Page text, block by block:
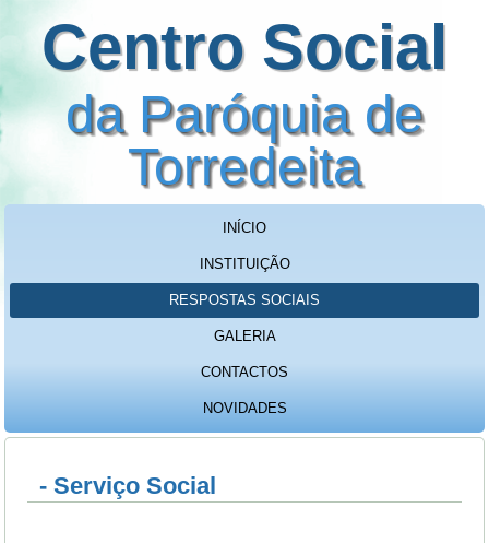
Centro Social
da Paróquia de
Torredeita
INÍCIO
INSTITUIÇÃO
RESPOSTAS SOCIAIS
GALERIA
CONTACTOS
NOVIDADES
- Serviço Social